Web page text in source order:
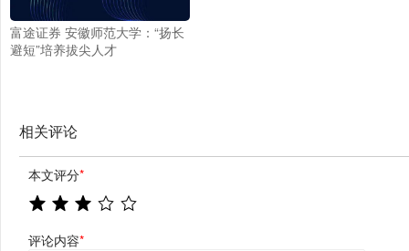
富途证券 安徽师范大学：“扬长
避短”培养拔尖人才
相关评论
本文评分*
评论内容*